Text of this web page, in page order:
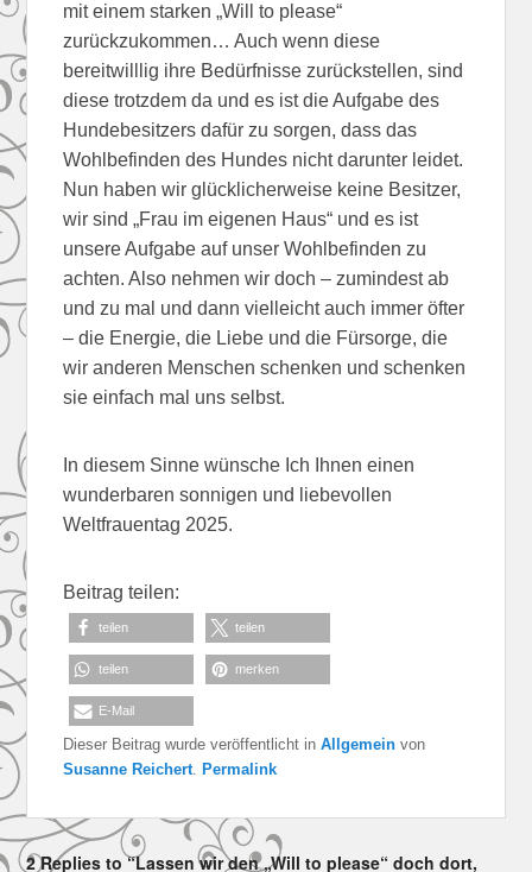
mit einem starken „Will to please“
zurückzukommen… Auch wenn diese
bereitwilllig ihre Bedürfnisse zurückstellen, sind
diese trotzdem da und es ist die Aufgabe des
Hundebesitzers dafür zu sorgen, dass das
Wohlbefinden des Hundes nicht darunter leidet.
Nun haben wir glücklicherweise keine Besitzer,
wir sind „Frau im eigenen Haus“ und es ist
unsere Aufgabe auf unser Wohlbefinden zu
achten. Also nehmen wir doch – zumindest ab
und zu mal und dann vielleicht auch immer öfter
– die Energie, die Liebe und die Fürsorge, die
wir anderen Menschen schenken und schenken
sie einfach mal uns selbst.
In diesem Sinne wünsche Ich Ihnen einen
wunderbaren sonnigen und liebevollen
Weltfrauentag 2025.
Beitrag teilen:
teilen teilen
teilen merken
E-Mail
Dieser Beitrag wurde veröffentlicht inAllgemein von
Susanne Reichert. Permalink
2 Replies to “Lassen wir den „Will to please“ doch dort,